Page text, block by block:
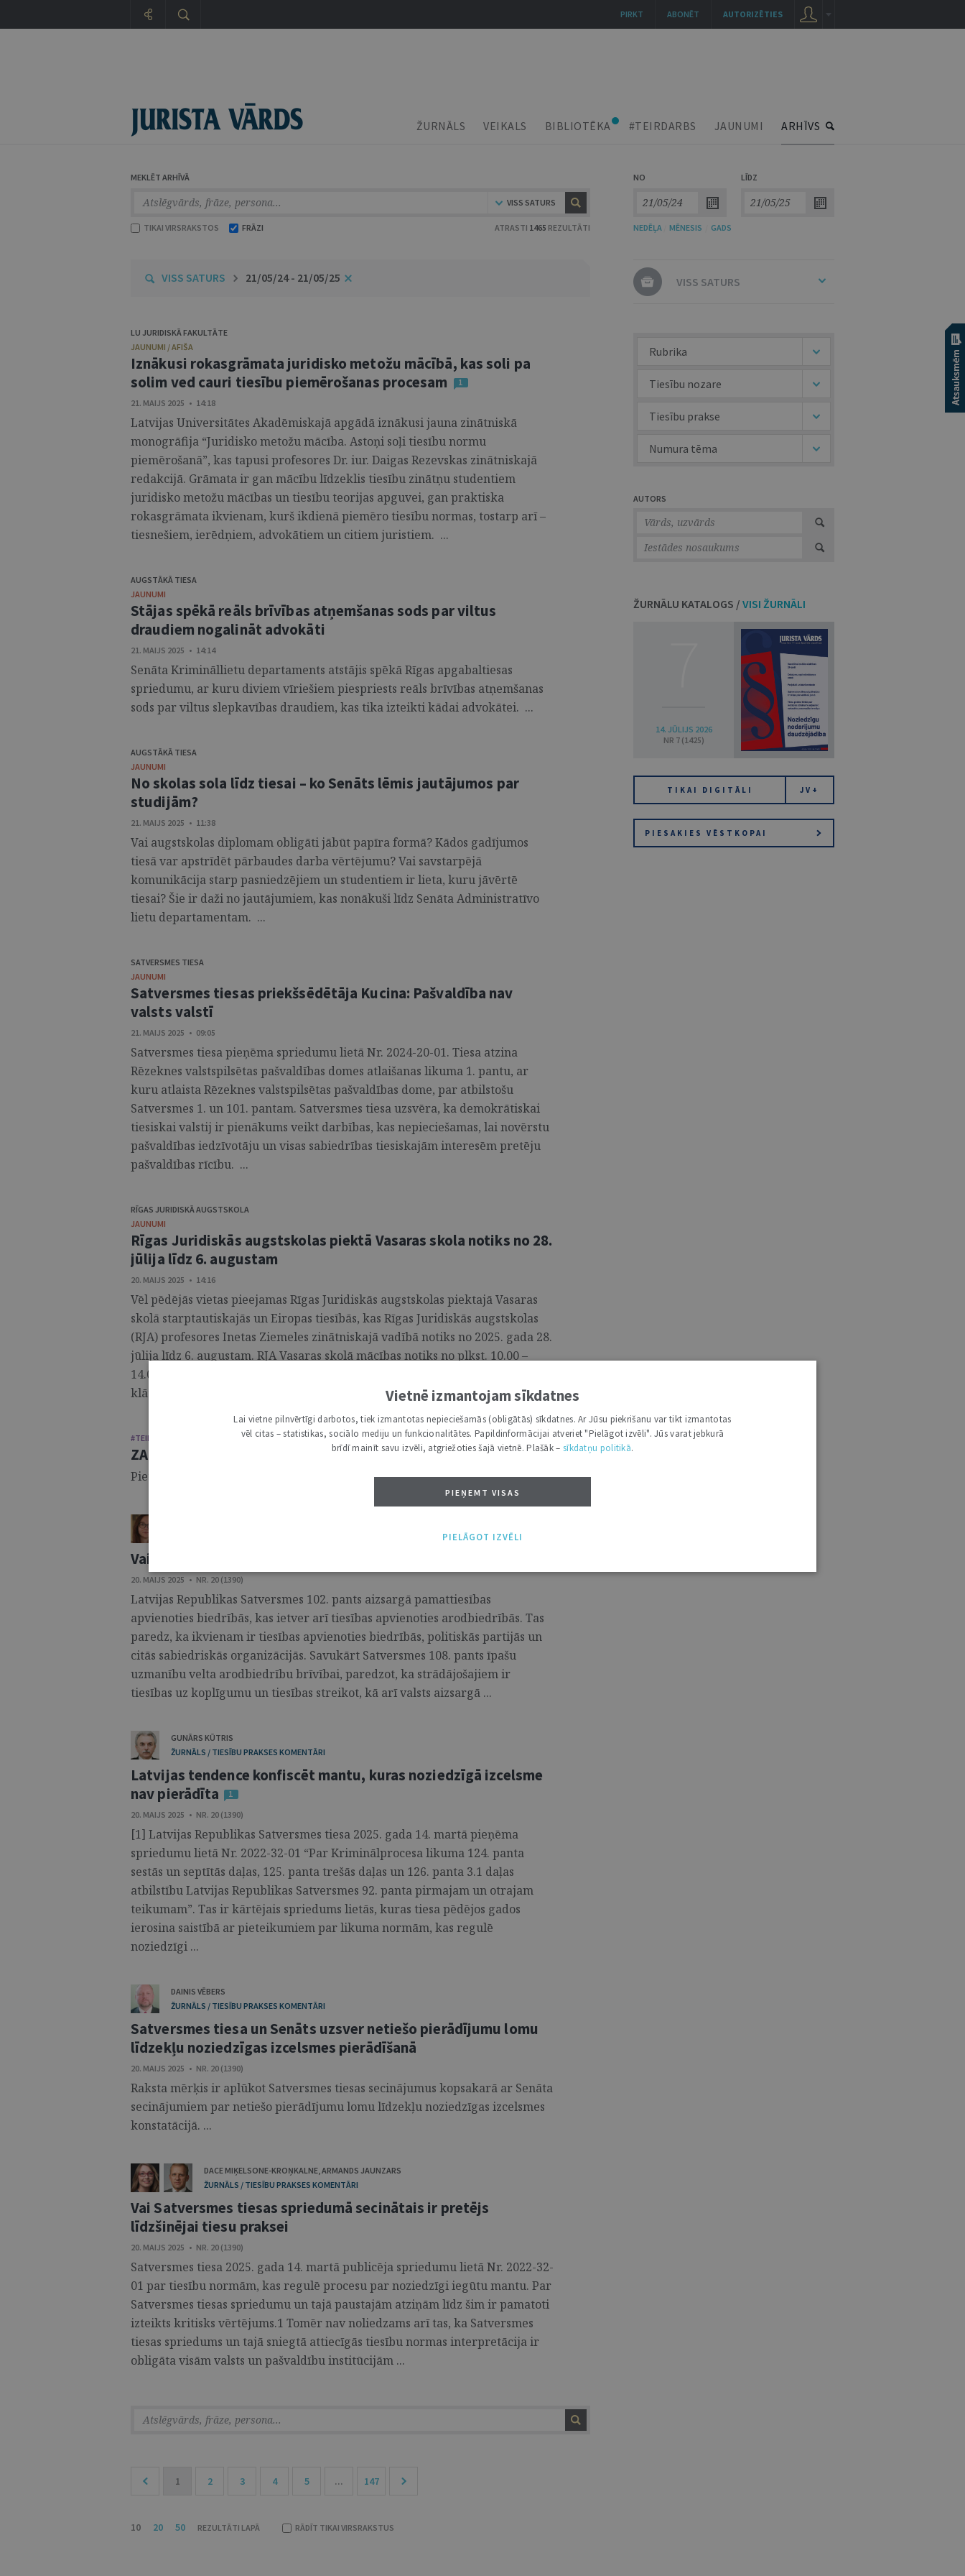
ŽURNĀLS VEIKALS BIBLIOTĒKA #TEIRDARBS JAUNUMI ARHĪVS
MEKLĒT ARHĪVĀ
VISS SATURS
TIKAI VIRSRAKSTOS FRĀZI ATRASTI 1465 REZULTĀTI
NO LĪDZ
NEDĒĻA MĒNESIS GADS
VISS SATURS 21/05/24 - 21/05/25
LU JURIDISKĀ FAKULTĀTE
JAUNUMI / AFIŠA
Iznākusi rokasgrāmata juridisko metožu mācībā, kas soli pa
solim ved cauri tiesību piemērošanas procesam
1
21. MAIJS 2025 • 14:18
Latvijas Universitātes Akadēmiskajā apgādā iznākusi jauna zinātniskā
monogrāfija “Juridisko metožu mācība. Astoņi soļi tiesību normu
piemērošanā”, kas tapusi profesores Dr. iur. Daigas Rezevskas zinātniskajā
redakcijā. Grāmata ir gan mācību līdzeklis tiesību zinātņu studentiem
juridisko metožu mācības un tiesību teorijas apguvei, gan praktiska
rokasgrāmata ikvienam, kurš ikdienā piemēro tiesību normas, tostarp arī –
tiesnešiem, ierēdņiem, advokātiem un citiem juristiem. ...
AUGSTĀKĀ TIESA
JAUNUMI
Stājas spēkā reāls brīvības atņemšanas sods par viltus
draudiem nogalināt advokāti
21. MAIJS 2025 • 14:14
Senāta Krimināllietu departaments atstājis spēkā Rīgas apgabaltiesas
spriedumu, ar kuru diviem vīriešiem piespriests reāls brīvības atņemšanas
sods par viltus slepkavības draudiem, kas tika izteikti kādai advokātei. ...
AUGSTĀKĀ TIESA
JAUNUMI
No skolas sola līdz tiesai – ko Senāts lēmis jautājumos par
studijām?
21. MAIJS 2025 • 11:38
Vai augstskolas diplomam obligāti jābūt papīra formā? Kādos gadījumos
tiesā var apstrīdēt pārbaudes darba vērtējumu? Vai savstarpējā
komunikācija starp pasniedzējiem un studentiem ir lieta, kuru jāvērtē
tiesai? Šie ir daži no jautājumiem, kas nonākuši līdz Senāta Administratīvo
lietu departamentam. ...
SATVERSMES TIESA
JAUNUMI
Satversmes tiesas priekšsēdētāja Kucina: Pašvaldība nav
valsts valstī
21. MAIJS 2025 • 09:05
Satversmes tiesa pieņēma spriedumu lietā Nr. 2024-20-01. Tiesa atzina
Rēzeknes valstspilsētas pašvaldības domes atlaišanas likuma 1. pantu, ar
kuru atlaista Rēzeknes valstspilsētas pašvaldības dome, par atbilstošu
Satversmes 1. un 101. pantam. Satversmes tiesa uzsvēra, ka demokrātiskai
tiesiskai valstij ir pienākums veikt darbības, kas nepieciešamas, lai novērstu
pašvaldības iedzīvotāju un visas sabiedrības tiesiskajām interesēm pretēju
pašvaldības rīcību. ...
RĪGAS JURIDISKĀ AUGSTSKOLA
JAUNUMI
Rīgas Juridiskās augstskolas piektā Vasaras skola notiks no 28.
jūlija līdz 6. augustam
20. MAIJS 2025 • 14:16
Vēl pēdējās vietas pieejamas Rīgas Juridiskās augstskolas piektajā Vasaras
skolā starptautiskajās un Eiropas tiesībās, kas Rīgas Juridiskās augstskolas
(RJA) profesores Inetas Ziemeles zinātniskajā vadībā notiks no 2025. gada 28.
jūlija līdz 6. augustam. RJA Vasaras skolā mācības notiks no plkst. 10.00 –
14.00, latviešu valodā. Vasaras skolas komponentes tiks pasniegtas gan
klātienē RJA telpās Strēlnieku ielā 4 k-2, gan attālināti ZOOM platformā. ...
#TEIRDARBS
ZAB "NJORD” aicina pieteikties sadarbībai advokātu/i
Pieteikšanās līdz: 02.06.2025.
Vai arodbiedrību darbība Latvijā ir pietiekami aizsargāta
20. MAIJS 2025 • NR. 20 (1390)
Latvijas Republikas Satversmes 102. pants aizsargā pamattiesības
apvienoties biedrībās, kas ietver arī tiesības apvienoties arodbiedrībās. Tas
paredz, ka ikvienam ir tiesības apvienoties biedrībās, politiskās partijās un
citās sabiedriskās organizācijās. Savukārt Satversmes 108. pants īpašu
uzmanību velta arodbiedrību brīvībai, paredzot, ka strādājošajiem ir
tiesības uz koplīgumu un tiesības streikot, kā arī valsts aizsargā ...
GUNĀRS KŪTRIS
ŽURNĀLS / TIESĪBU PRAKSES KOMENTĀRI
Latvijas tendence konfiscēt mantu, kuras noziedzīgā izcelsme
nav pierādīta
1
20. MAIJS 2025 • NR. 20 (1390)
[1] Latvijas Republikas Satversmes tiesa 2025. gada 14. martā pieņēma
spriedumu lietā Nr. 2022-32-01 “Par Kriminālprocesa likuma 124. panta
sestās un septītās daļas, 125. panta trešās daļas un 126. panta 3.1 daļas
atbilstību Latvijas Republikas Satversmes 92. panta pirmajam un otrajam
teikumam”. Tas ir kārtējais spriedums lietās, kuras tiesa pēdējos gados
ierosina saistībā ar pieteikumiem par likuma normām, kas regulē
noziedzīgi ...
DAINIS VĒBERS
ŽURNĀLS / TIESĪBU PRAKSES KOMENTĀRI
Satversmes tiesa un Senāts uzsver netiešo pierādījumu lomu
līdzekļu noziedzīgas izcelsmes pierādīšanā
20. MAIJS 2025 • NR. 20 (1390)
Raksta mērķis ir aplūkot Satversmes tiesas secinājumus kopsakarā ar Senāta
secinājumiem par netiešo pierādījumu lomu līdzekļu noziedzīgas izcelsmes
konstatācijā. ...
DACE MIĶELSONE-KROŅKALNE,ARMANDS JAUNZARS
ŽURNĀLS / TIESĪBU PRAKSES KOMENTĀRI
Vai Satversmes tiesas spriedumā secinātais ir pretējs
līdzšinējai tiesu praksei
20. MAIJS 2025 • NR. 20 (1390)
Satversmes tiesa 2025. gada 14. martā publicēja spriedumu lietā Nr. 2022-32-
01 par tiesību normām, kas regulē procesu par noziedzīgi iegūtu mantu. Par
Satversmes tiesas spriedumu un tajā paustajām atziņām līdz šim ir pamatoti
izteikts kritisks vērtējums.1 Tomēr nav noliedzams arī tas, ka Satversmes
tiesas spriedums un tajā sniegtā attiecīgās tiesību normas interpretācija ir
obligāta visām valsts un pašvaldību institūcijām ...
1 2 3 4 5 ... 147
10 20 50 REZULTĀTI LAPĀ RĀDĪT TIKAI VIRSRAKSTUS
VISS SATURS
Rubrika
Tiesību nozare
Tiesību prakse
Numura tēma
AUTORS
ŽURNĀLU KATALOGS / VISI ŽURNĀLI
14. JŪLIJS 2026
NR 7 (1425)
TIKAI DIGITĀLI JV+
PIESAKIES VĒSTKOPAI
AUTORIZĒTIES
ABONĒT
PIRKT
Vietnē izmantojam sīkdatnes
Lai vietne pilnvērtīgi darbotos, tiek izmantotas nepieciešamās (obligātās) sīkdatnes. Ar Jūsu piekrišanu var tikt izmantotas
vēl citas – statistikas, sociālo mediju un funkcionalitātes. Papildinformācijai atveriet "Pielāgot izvēli". Jūs varat jebkurā
brīdī mainīt savu izvēli, atgriežoties šajā vietnē. Plašāk – sīkdatņu politikā.
PIEŅEMT VISAS
PIELĀGOT IZVĒLI